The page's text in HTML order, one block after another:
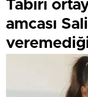
Tabiri
amcası